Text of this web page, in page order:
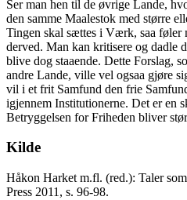
Ser man hen til de øvrige Lande,
den samme Maalestok med større
Tingen skal sættes i Værk, saa føler
derved. Man kan kritisere og dadle
blive dog staaende. Dette Forslag,
andre Lande, ville vel ogsaa gjøre
vil i et frit Samfund den frie
igjennem Institutionerne. Det er en
Betryggelsen for Friheden bliver
Kilde
Håkon Harket m.fl. (red.): Taler
Press 2011, s. 96-98.